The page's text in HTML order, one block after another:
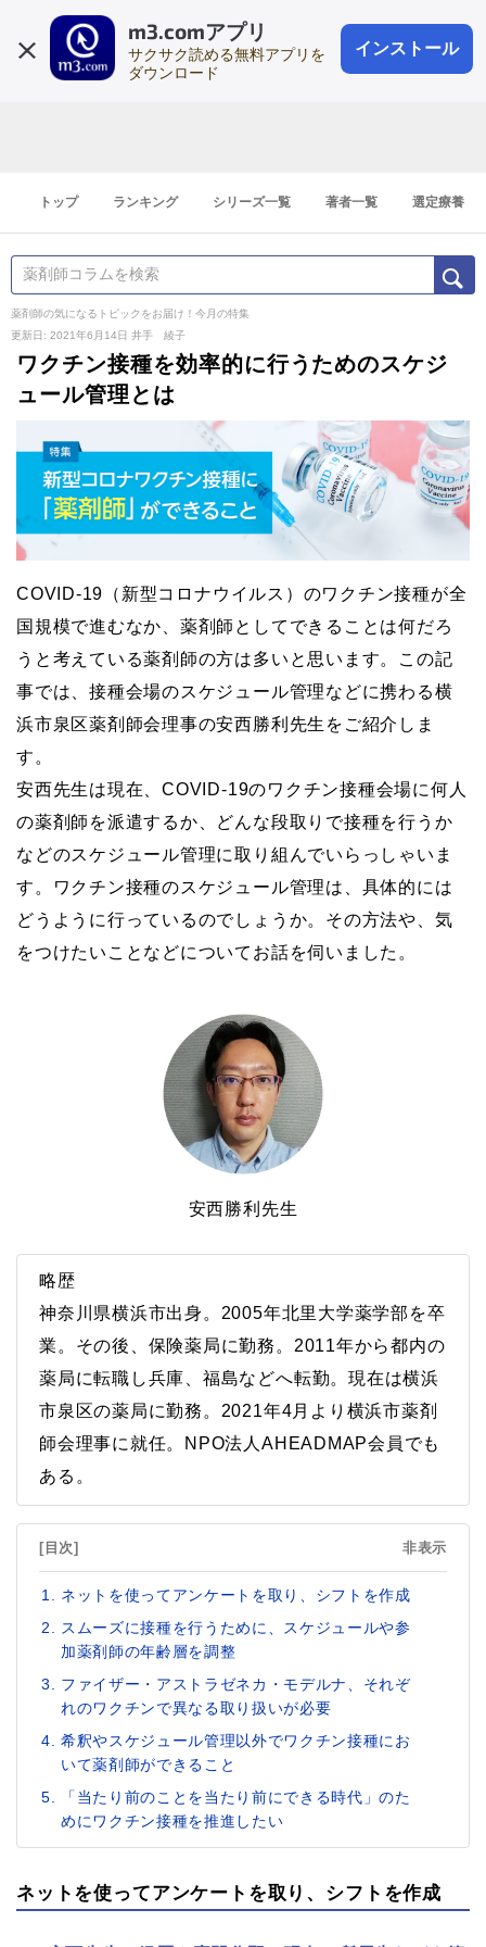
m3.comアプリ
サクサク読める無料アプリを
ダウンロード
インストール
会員登録
登録1分
トップ ランキング シリーズ一覧 著者一覧 選定療養
薬剤師の気になるトピックをお届け！今月の特集
更新日: 2021年6月14日 井手 綾子
ワクチン接種を効率的に行うためのスケジ
ュール管理とは
COVID-19（新型コロナウイルス）のワクチン接種が全
国規模で進むなか、薬剤師としてできることは何だろ
うと考えている薬剤師の方は多いと思います。この記
事では、接種会場のスケジュール管理などに携わる横
浜市泉区薬剤師会理事の安西勝利先生をご紹介しま
す。
安西先生は現在、COVID-19のワクチン接種会場に何人
の薬剤師を派遣するか、どんな段取りで接種を行うか
などのスケジュール管理に取り組んでいらっしゃいま
す。ワクチン接種のスケジュール管理は、具体的には
どうように行っているのでしょうか。その方法や、気
をつけたいことなどについてお話を伺いました。
安西勝利先生
略歴
神奈川県横浜市出身。2005年北里大学薬学部を卒
業。その後、保険薬局に勤務。2011年から都内の
薬局に転職し兵庫、福島などへ転勤。現在は横浜
市泉区の薬局に勤務。2021年4月より横浜市薬剤
師会理事に就任。NPO法人AHEADMAP会員でも
ある。
[目次] 非表示
ネットを使ってアンケートを取り、シフトを作成
スムーズに接種を行うために、スケジュールや参
加薬剤師の年齢層を調整
ファイザー・アストラゼネカ・モデルナ、それぞ
れのワクチンで異なる取り扱いが必要
希釈やスケジュール管理以外でワクチン接種にお
いて薬剤師ができること
「当たり前のことを当たり前にできる時代」のた
めにワクチン接種を推進したい
ネットを使ってアンケートを取り、シフトを作成